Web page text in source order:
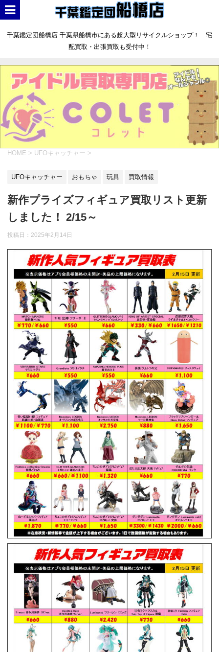
千葉鑑定団船橋店 千葉県船橋市にある超大型リサイクルショップ！ 宅
配買取・出張買取も受付中！
HOME > UFOキャッチャー >
UFOキャッチャー おもちゃ 玩具 買取情報
新作プライズフィギュア買取リスト更新
しました！ 2/15～
投稿日： 2025年2月14日